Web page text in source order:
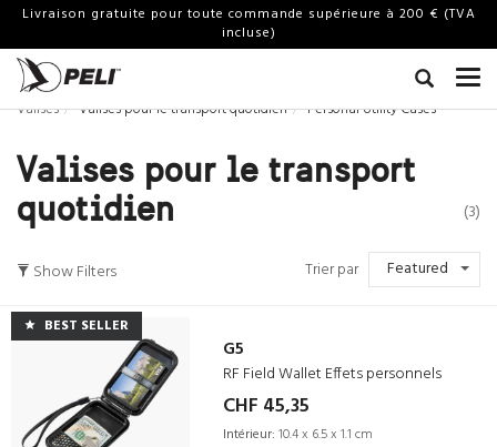
Livraison gratuite pour toute commande supérieure à 200 € (TVA
incluse)
Valises Valises pour le transport quotidien Personal Utility Cases
Valises pour le transport
quotidien
(3)
Show Filters Trier par Featured
BEST SELLER
G5
RF Field Wallet Effets personnels
CHF 45,35
Intérieur: 10.4 x 6.5 x 1.1 cm